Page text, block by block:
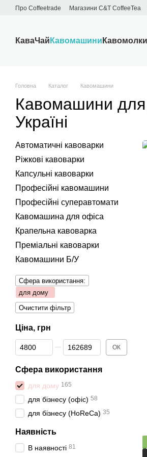
Перейти до основного контенту
Про Сoffeetrade Магазини C&T CoffeeTea
КаваЧай Кавомашини Кавомолки
Головна Каталог Кавомашини
Кавомашини
Україні
Автоматичні кавоварки
Ріжкові кавоварки
Капсульні кавоварки
Професійні кавомашини
Професійні суперавтомати
Кавомашина для офіса
Крапельна кавоварка
Преміальні кавоварки
Кавомашини Б/У
Сфера використання:
для дому
Очистити фільтр
Ціна, грн
Від Ціна, грн
До Ціна, грн ОК
Сфера використання
для дому 165
для бізнесу (офіс) 58
для бізнесу (HoReCa) 35
Наявність
В наявності 81